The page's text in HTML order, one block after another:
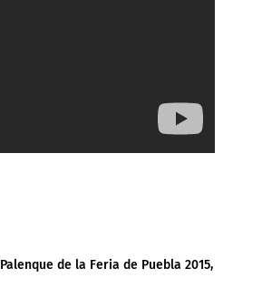
Palenque de la Feria de Puebla 2015